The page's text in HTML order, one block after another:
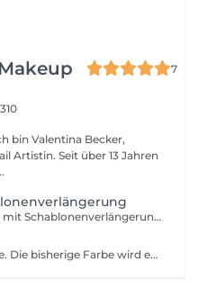
7
13 Jahren
Individuelle Gel-Neumodellage mit Schablonenverlängerung, vollständig nach Maß gefertigt. Diese Technik wird ohne Tips gearbeitet und ermöglicht stabile, elegante und natürlich wirkende Nägel in der gewünschten Länge und Form.
Erneuerung Ihrer Gelmodellage. Die bisherige Farbe wird entfernt, die Modellage und Länge bei Bedarf neu aufgebaut und anschließend mit einer neuen Farbe oder einem neuen Design nach Ihren Wünschen gestaltet.